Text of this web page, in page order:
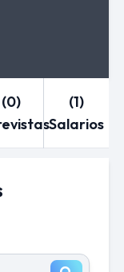
(0)
(1)
Salarios